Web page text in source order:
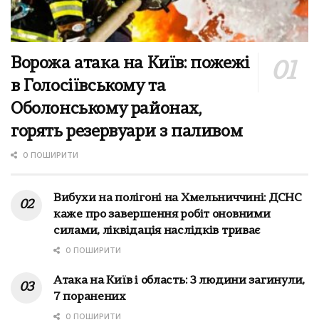
Ворожа атака на Київ: пожежі
в Голосіївському та
Оболонському районах,
горять резервуари з паливом
0 ПОШИРИТИ
Вибухи на полігоні на Хмельниччині: ДСНС
каже про завершення робіт оновними
силами, ліквідація наслідків триває
0 ПОШИРИТИ
Атака на Київ і область: 3 людини загинули,
7 поранених
0 ПОШИРИТИ